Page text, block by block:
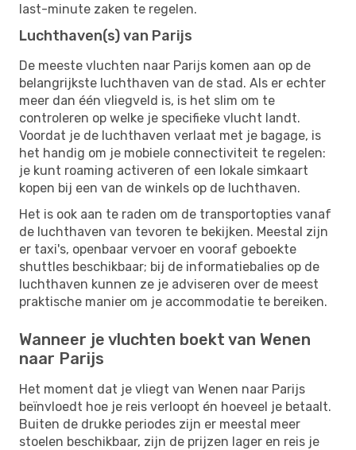
last-minute zaken te regelen.
Luchthaven(s) van Parijs
De meeste vluchten naar Parijs komen aan op de
belangrijkste luchthaven van de stad. Als er echter
meer dan één vliegveld is, is het slim om te
controleren op welke je specifieke vlucht landt.
Voordat je de luchthaven verlaat met je bagage, is
het handig om je mobiele connectiviteit te regelen:
je kunt roaming activeren of een lokale simkaart
kopen bij een van de winkels op de luchthaven.
Het is ook aan te raden om de transportopties vanaf
de luchthaven van tevoren te bekijken. Meestal zijn
er taxi's, openbaar vervoer en vooraf geboekte
shuttles beschikbaar; bij de informatiebalies op de
luchthaven kunnen ze je adviseren over de meest
praktische manier om je accommodatie te bereiken.
Wanneer je vluchten boekt van Wenen
naar Parijs
Het moment dat je vliegt van Wenen naar Parijs
beïnvloedt hoe je reis verloopt én hoeveel je betaalt.
Buiten de drukke periodes zijn er meestal meer
stoelen beschikbaar, zijn de prijzen lager en reis je